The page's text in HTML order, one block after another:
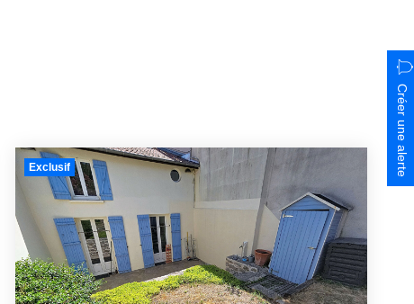
Créer une alerte
Exclusif